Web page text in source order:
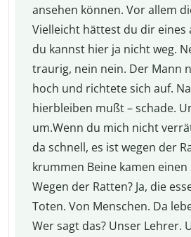
ansehen können. Vor allem
Vielleicht hättest du dir eines
du kannst hier ja nicht weg.
traurig, nein nein. Der Mann
hoch und richtete sich auf.
hierbleiben mußt – schade.
um.Wenn du mich nicht
da schnell, es ist wegen der
krummen Beine kamen
Wegen der Ratten? Ja, die
Toten. Von Menschen. Da
Wer sagt das? Unser Lehrer.